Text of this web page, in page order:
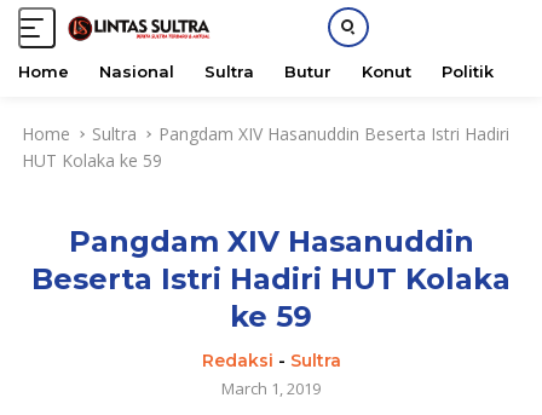
Home Nasional Sultra Butur Konut Politik
Home Sultra
Pangdam XIV Hasanuddin Beserta Istri Hadiri
HUT Kolaka ke 59
Pangdam XIV Hasanuddin
Beserta Istri Hadiri HUT Kolaka
ke 59
Redaksi - Sultra
March 1, 2019